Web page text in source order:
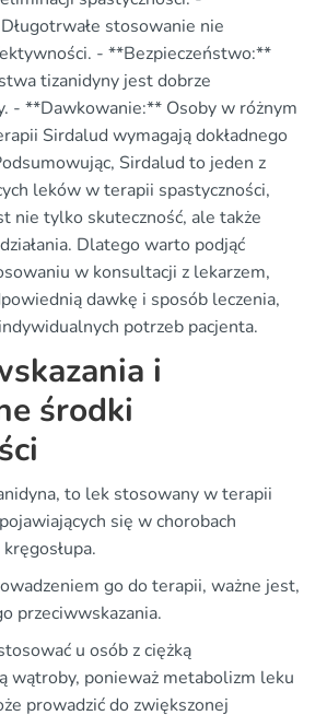
stosowanie nie
- **Bezpieczeństwo:**
tizanidyny jest dobrze
- **Dawkowanie:** Osoby w różnym
Sirdalud wymagają dokładnego
Sirdalud to jeden z
leków w terapii spastyczności,
nie tylko skuteczność, ale także
Dlatego warto podjąć
w konsultacji z lekarzem,
dawkę i sposób leczenia,
potrzeb pacjenta.
i
środki
to lek stosowany w terapii
się w chorobach
go do terapii, ważne jest,
przeciwwskazania.
u osób z ciężką
wątroby, ponieważ metabolizm leku
prowadzić do zwiększonej